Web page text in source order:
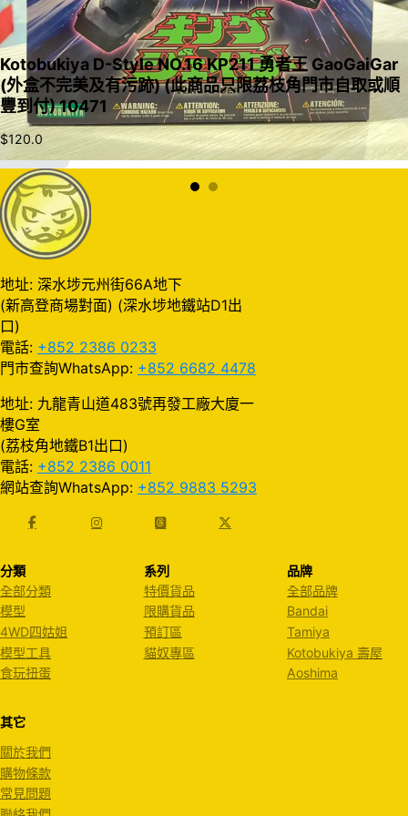
入購物車
Kotobukiya D-Style NO.16 KP211 勇者王 GaoGaiGar
(外盒不完美及有污跡) (此商品只限荔枝角門市自取或順
豐到付) 10471
$120.0
地址: 深水埗元州街66A地下
(新高登商場對面) (深水埗地鐵站D1出
口)
電話: +852 2386 0233
門市查詢WhatsApp: +852 6682 4478
地址: 九龍青山道483號再發工廠大廈一
樓G室
(荔枝角地鐵B1出口)
電話: +852 2386 0011
網站查詢WhatsApp: +852 9883 5293
分類
全部分類
模型
4WD四姑姐
模型工具
食玩扭蛋
系列
特價貨品
限購貨品
預訂區
貓奴專區
品牌
全部品牌
Bandai
Tamiya
Kotobukiya 壽屋
Aoshima
其它
關於我們
購物條款
常見問題